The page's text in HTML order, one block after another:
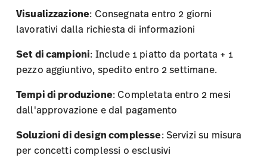
Visualizzazione: Consegnata entro 2 giorni
lavorativi dalla richiesta di informazioni
Set di campioni: Include 1 piatto da portata + 1
pezzo aggiuntivo, spedito entro 2 settimane.
Tempi di produzione: Completata entro 2 mesi
dall'approvazione e dal pagamento
Soluzioni di design complesse: Servizi su misura
per concetti complessi o esclusivi